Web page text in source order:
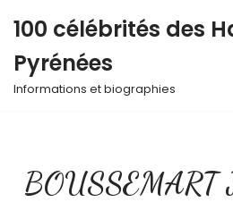
au
contenu
100 célébrités des
Pyrénées
Informations et biographies
BOUSSEMART